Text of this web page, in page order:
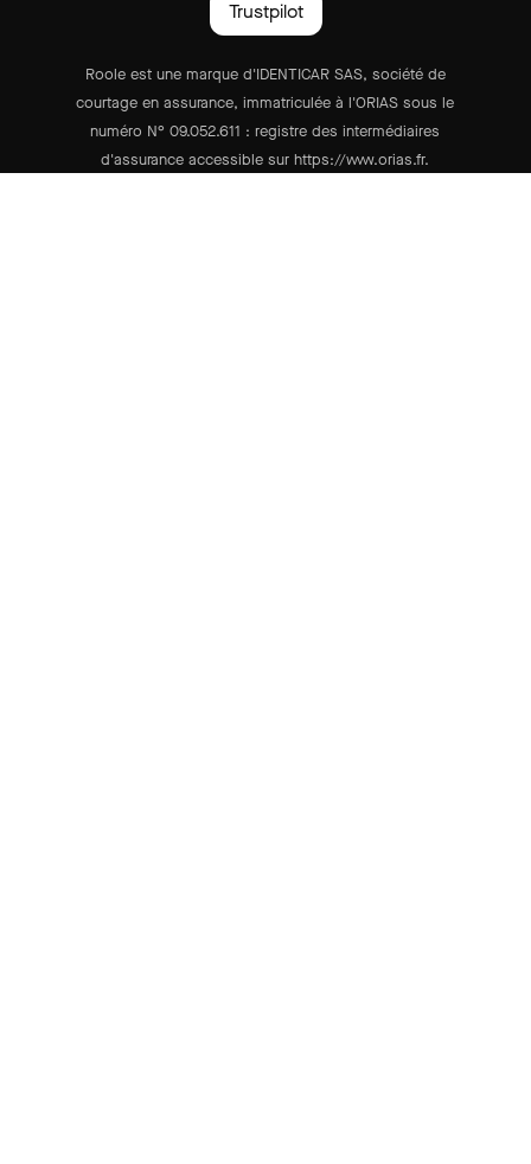
Trustpilot
Roole est une marque d'IDENTICAR SAS, société de
courtage en assurance, immatriculée à l'ORIAS sous le
numéro N° 09.052.611 : registre des intermédiaires
d'assurance accessible sur https://www.orias.fr.